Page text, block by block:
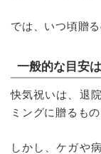
では、いつ頃贈
一般的な目安
快気祝いは、退
ミングに贈るもの
しかし、ケガや